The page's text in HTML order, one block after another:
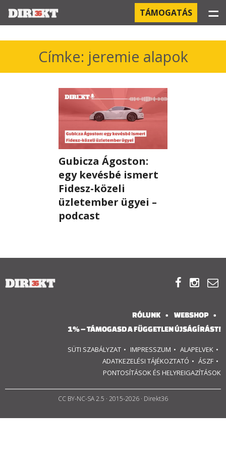
PROJEKTEK
KÓRHÁZI FERTŐZÉSEK
ORBÁN ÉS A GAZDASÁG
OROSZ KAPCSOLATOK
PEGASUS-MEGFIGYELÉSEK
AZ ORBÁN CSALÁD ÜZLETEI
OFFSHORE TITKOK
WEBSHOP
TÁMOGATÁS ☰
Címke: jeremie alapok
Gubicza Ágoston:
egy kevésbé ismert
Fidesz-közeli
üzletember ügyei –
podcast
  
RÓLUNK
WEBSHOP
1% – TÁMOGASD A FÜGGETLEN ÚJSÁGÍRÁST!
SÜTI SZABÁLYZAT IMPRESSZUM
ALAPELVEK
ADATKEZELÉSI TÁJÉKOZTATÓ
ÁSZF
PONTOSÍTÁSOK ÉS HELYREIGAZÍTÁSOK
CC BY-NC-SA 2.5 · 2015-2026 · Direkt36